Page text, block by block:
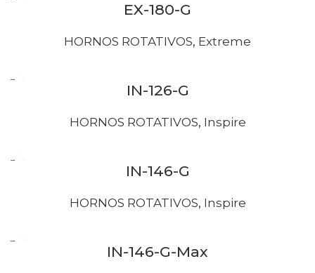
EX-180-G
HORNOS ROTATIVOS, Extreme
IN-126-G
HORNOS ROTATIVOS, Inspire
IN-146-G
HORNOS ROTATIVOS, Inspire
IN-146-G-Max